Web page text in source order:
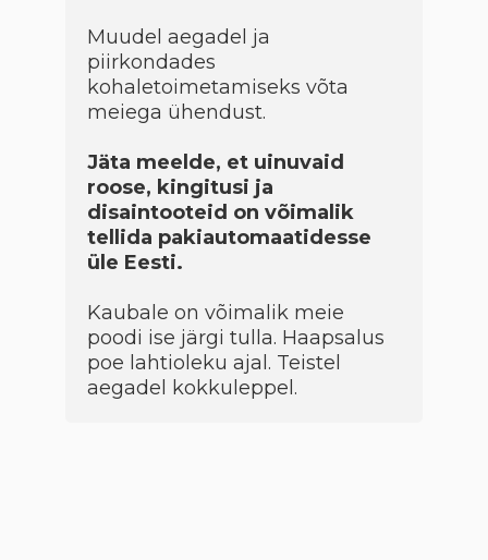
Muudel aegadel ja
piirkondades
kohaletoimetamiseks võta
meiega ühendust.
Jäta meelde, et uinuvaid
roose, kingitusi ja
disaintooteid on võimalik
tellida pakiautomaatidesse
üle Eesti.
Kaubale on võimalik meie
poodi ise järgi tulla. Haapsalus
poe lahtioleku ajal. Teistel
aegadel kokkuleppel.